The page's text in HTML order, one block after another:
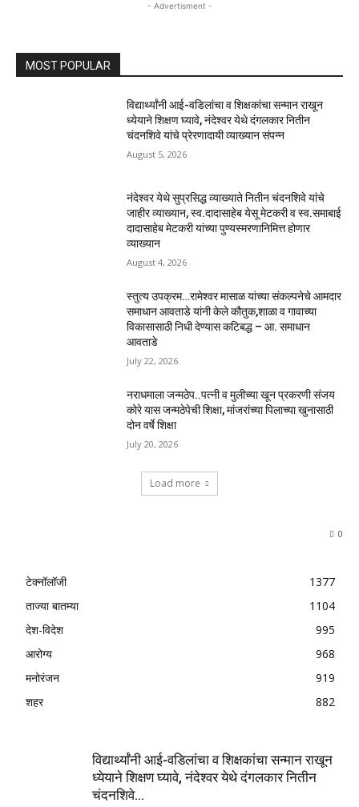
- Advertisment -
MOST POPULAR
विद्यार्थ्यांनी आई-वडिलांचा व शिक्षकांचा सन्मान राखून
ध्येयाने शिक्षण घ्यावे, नंदेश्वर येथे दंगलकार नितीन
चंदनशिवे यांचे प्रेरणादायी व्याख्यान संपन्न
August 5, 2026
नंदेश्वर येथे सुप्रसिद्ध व्याख्याते नितीन चंदनशिवे यांचे
जाहीर व्याख्यान, स्व.दादासाहेब येसू मेटकरी व स्व.समाबाई
दादासाहेब मेटकरी यांच्या पुण्यस्मरणानिमित्त होणार
व्याख्यान
August 4, 2026
स्तुत्य उपक्रम…रामेश्वर मासाळ यांच्या संकल्पनेचे आमदार
समाधान आवताडे यांनी केले कौतुक,शाळा व गावाच्या
विकासासाठी निधी देण्यास कटिबद्ध – आ. समाधान
आवताडे
July 22, 2026
नराधमाला जन्मठेप..पत्नी व मुलीच्या खून प्रकरणी संजय
कोरे यास जन्मठेपेची शिक्षा, मांजरांच्या पिलाच्या खुनासाठी
दोन वर्षे शिक्षा
July 20, 2026
Load more
0
टेक्नॉलॉजी
1377
ताज्या बातम्या
1104
देश-विदेश
995
आरोग्य
968
मनोरंजन
919
शहर
882
विद्यार्थ्यांनी आई-वडिलांचा व शिक्षकांचा सन्मान राखून
ध्येयाने शिक्षण घ्यावे, नंदेश्वर येथे दंगलकार नितीन
चंदनशिवे...